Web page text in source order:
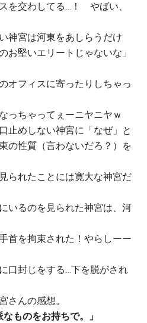
を交わしてる…！ やばい、
神宮は河東をあしらうだけ
お堅いエリートじゃないな」
オフィスに寄ったりしちゃっ
っちゃってぇーニヤニヤｗ
止めしない神宮に「なぜ」と
の性質（言わないだろ？）を
られたことには寛大な神宮だ
いるのを見られた神宮は、河
首を拘束された！やらしーー
口封じをする…下を脱がされ
さんの感想。
なものをお持ちで。」